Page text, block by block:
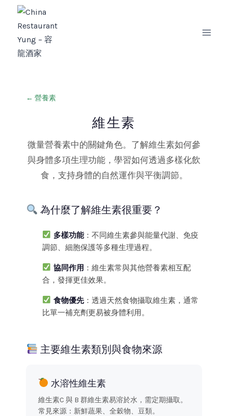
← 營養素
維生素
微量營養素中的關鍵角色。了解維生素如何參
與身體多項生理功能，學習如何透過多樣化飲
食，支持身體的自然運作與平衡調節。
為什麼了解維生素很重要？
多樣功能：不同維生素參與能量代謝、免疫
調節、細胞保護等多種生理過程。
協同作用 ：維生素常與其他營養素相互配
合，發揮更佳效果。
食物優先：透過天然食物攝取維生素，通常
比單一補充劑更易被身體利用。
主要維生素類別與食物來源
水溶性維生素
維生素C 與 B 群維生素易溶於水，需定期攝取。
常見來源：新鮮蔬果、全穀物、豆類。